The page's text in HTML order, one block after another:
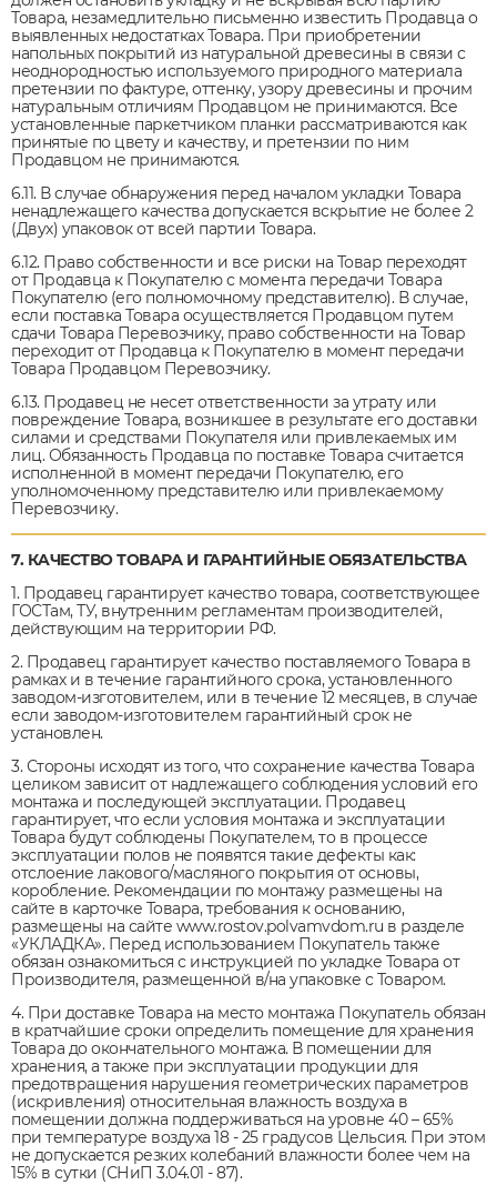
Товара, незамедлительно письменно известить Продавца о
выявленных недостатках Товара. При приобретении
напольных покрытий из натуральной древесины в связи с
неоднородностью используемого природного материала
претензии по фактуре, оттенку, узору древесины и прочим
натуральным отличиям Продавцом не принимаются. Все
установленные паркетчиком планки рассматриваются как
принятые по цвету и качеству, и претензии по ним
Продавцом не принимаются.
6.11. В случае обнаружения перед началом укладки Товара
ненадлежащего качества допускается вскрытие не более 2
(Двух) упаковок от всей партии Товара.
6.12. Право собственности и все риски на Товар переходят
от Продавца к Покупателю с момента передачи Товара
Покупателю (его полномочному представителю). В случае,
если поставка Товара осуществляется Продавцом путем
сдачи Товара Перевозчику, право собственности на Товар
переходит от Продавца к Покупателю в момент передачи
Товара Продавцом Перевозчику.
6.13. Продавец не несет ответственности за утрату или
повреждение Товара, возникшее в результате его доставки
силами и средствами Покупателя или привлекаемых им
лиц. Обязанность Продавца по поставке Товара считается
исполненной в момент передачи Покупателю, его
уполномоченному представителю или привлекаемому
Перевозчику.
7. КAЧЕСТВО ТОВАРА И ГАРАНТИЙНЫЕ ОБЯЗАТЕЛЬСТВА
1. Продавец гарантирует качество товара, соответствующее
ГОСТам, ТУ, внутренним регламентам производителей,
действующим на территории РФ.
2. Продавец гарантирует качество поставляемого Товара в
рамках и в течение гарантийного срока, установленного
заводом-изготовителем, или в течение 12 месяцев, в случае
если заводом-изготовителем гарантийный срок не
установлен.
3. Стороны исходят из того, что сохранение качества Товара
целиком зависит от надлежащего соблюдения условий его
монтажа и последующей эксплуатации. Продавец
гарантирует, что если условия монтажа и эксплуатации
Товара будут соблюдены Покупателем, то в процессе
эксплуатации полов не появятся такие дефекты как:
отслоение лакового/масляного покрытия от основы,
коробление. Рекомендации по монтажу размещены на
сайте в карточке Товара, требования к основанию,
размещены на сайте www.rostov.polvamvdom.ru в разделе
«УКЛАДКА». Перед использованием Покупатель также
обязан ознакомиться с инструкцией по укладке Товара от
Производителя, размещенной в/на упаковке с Товаром.
4. При доставке Товара на место монтажа Покупатель обязан
в кратчайшие сроки определить помещение для хранения
Товара до окончательного монтажа. В помещении для
хранения, а также при эксплуатации продукции для
предотвращения нарушения геометрических параметров
(искривления) относительная влажность воздуха в
помещении должна поддерживаться на уровне 40 – 65%
при температуре воздуха 18 - 25 градусов Цельсия. При этом
не допускается резких колебаний влажности более чем на
15% в сутки (СНиП 3.04.01 - 87).